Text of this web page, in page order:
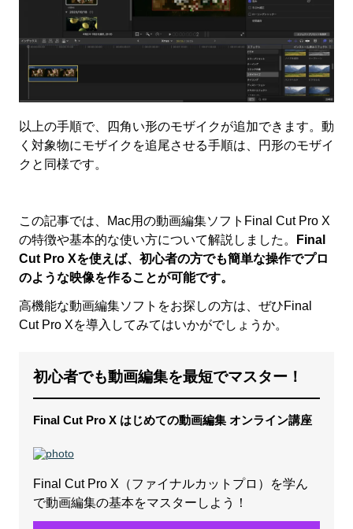
以上の手順で、四角い形のモザイクが追加できます。動
く対象物にモザイクを追尾させる手順は、円形のモザイ
クと同様です。
この記事では、Mac用の動画編集ソフトFinal Cut Pro X
の特徴や基本的な使い方について解説しました。 Final
Cut Pro Xを使えば、初心者の方でも簡単な操作でプロ
のような映像を作ることが可能です。
高機能な動画編集ソフトをお探しの方は、ぜひFinal
Cut Pro Xを導入してみてはいかがでしょうか。
初心者でも動画編集を最短でマスター！
Final Cut Pro X はじめての動画編集 オンライン講座
Final Cut Pro X（ファイナルカットプロ）を学ん
で動画編集の基本をマスターしよう！